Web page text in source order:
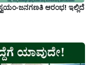
ಜನಗಣತಿ ಆರಂಭ! ಇಲ್ಲಿದೆ